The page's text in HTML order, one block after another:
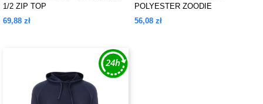
1/2 ZIP TOP
69,88 zł
POLYESTER ZOODIE
56,08 zł